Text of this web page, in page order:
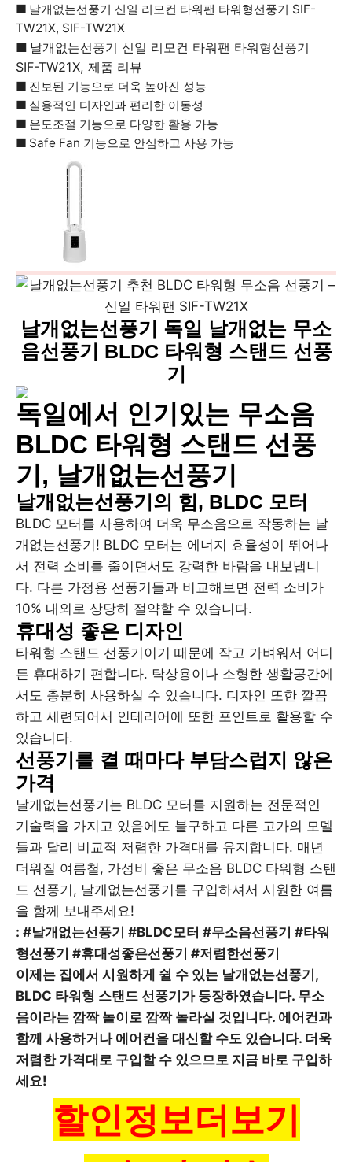
날개없는선풍기 신일 리모컨 타워팬 타워형선풍기 SIF-
TW21X, SIF-TW21X
날개없는선풍기 신일 리모컨 타워팬 타워형선풍기
SIF-TW21X, 제품 리뷰
진보된 기능으로 더욱 높아진 성능
실용적인 디자인과 편리한 이동성
온도조절 기능으로 다양한 활용 가능
Safe Fan 기능으로 안심하고 사용 가능
날개없는선풍기 독일 날개없는 무소
음선풍기 BLDC 타워형 스탠드 선풍
기
독일에서 인기있는 무소음
BLDC 타워형 스탠드 선풍
기, 날개없는선풍기
날개없는선풍기의 힘, BLDC 모터
BLDC 모터를 사용하여 더욱 무소음으로 작동하는 날
개없는선풍기! BLDC 모터는 에너지 효율성이 뛰어나
서 전력 소비를 줄이면서도 강력한 바람을 내보냅니
다. 다른 가정용 선풍기들과 비교해보면 전력 소비가
10% 내외로 상당히 절약할 수 있습니다.
휴대성 좋은 디자인
타워형 스탠드 선풍기이기 때문에 작고 가벼워서 어디
든 휴대하기 편합니다. 탁상용이나 소형한 생활공간에
서도 충분히 사용하실 수 있습니다. 디자인 또한 깔끔
하고 세련되어서 인테리어에 또한 포인트로 활용할 수
있습니다.
선풍기를 켤 때마다 부담스럽지 않은
가격
날개없는선풍기는 BLDC 모터를 지원하는 전문적인
기술력을 가지고 있음에도 불구하고 다른 고가의 모델
들과 달리 비교적 저렴한 가격대를 유지합니다. 매년
더워질 여름철, 가성비 좋은 무소음 BLDC 타워형 스탠
드 선풍기, 날개없는선풍기를 구입하셔서 시원한 여름
을 함께 보내주세요!
: #날개없는선풍기 #BLDC모터 #무소음선풍기 #타워
형선풍기 #휴대성좋은선풍기 #저렴한선풍기
이제는 집에서 시원하게 쉴 수 있는 날개없는선풍기,
BLDC 타워형 스탠드 선풍기가 등장하였습니다. 무소
음이라는 깜짝 놀이로 깜짝 놀라실 것입니다. 에어컨과
함께 사용하거나 에어컨을 대신할 수도 있습니다. 더욱
저렴한 가격대로 구입할 수 있으므로 지금 바로 구입하
세요!
할인정보더보기